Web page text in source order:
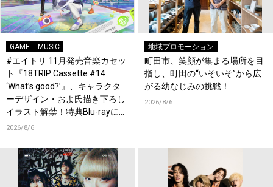
GAME MUSIC
#エイトリ 11月発売音楽カセッ
ト『18TRIP Cassette #14
‘What’s good?’』、キャラクタ
ーデザイン・およ氏描き下ろし
イラスト解禁！特典Blu-rayには
『HAMAツアーズ全体会議』が
2026/8/6
地域プロモーション
町田市、笑顔が集まる場所を目
指し、町田の“いそいそ”から広
がる幼なじみの挑戦！
2026/8/6